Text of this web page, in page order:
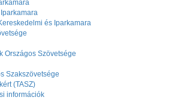
és Iparkamara
Országos Szövetsége
Szakszövetsége
(TASZ)
információk